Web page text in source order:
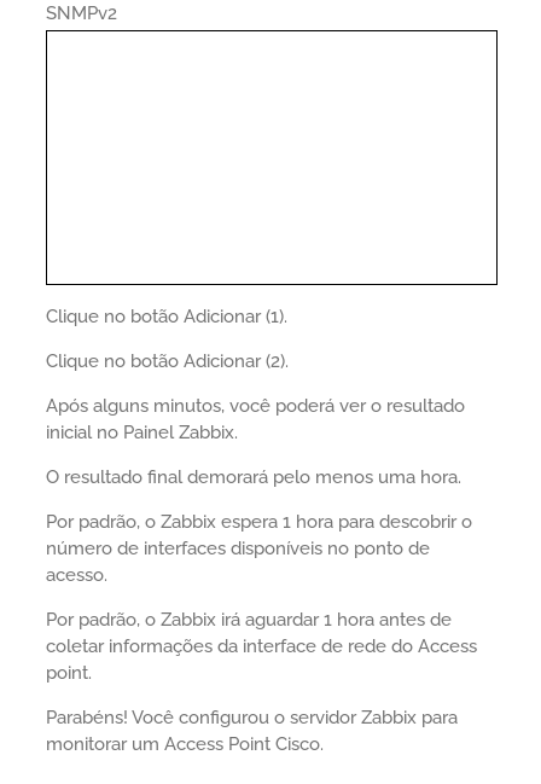
SNMPv2
Clique no botão Adicionar (1).
Clique no botão Adicionar (2).
Após alguns minutos, você poderá ver o resultado
inicial no Painel Zabbix.
O resultado final demorará pelo menos uma hora.
Por padrão, o Zabbix espera 1 hora para descobrir o
número de interfaces disponíveis no ponto de
acesso.
Por padrão, o Zabbix irá aguardar 1 hora antes de
coletar informações da interface de rede do Access
point.
Parabéns! Você configurou o servidor Zabbix para
monitorar um Access Point Cisco.